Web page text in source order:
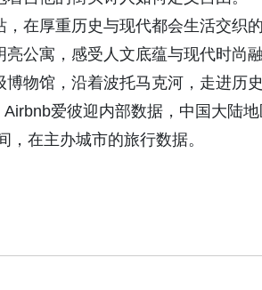
，在厚重历史与现代都会生活交织
亮公寓，感受人文底蕴与现代时尚
博物馆，沿着波托马克河，走进历
Airbnb爱彼迎内部数据，中国大陆
，在主办城市的旅行数据。